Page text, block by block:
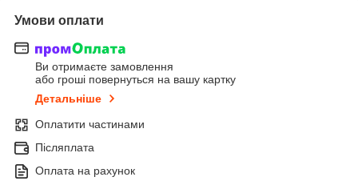
Умови оплати
Ви отримаєте замовлення
або гроші повернуться на вашу картку
Детальніше
Оплатити частинами
Післяплата
Оплата на рахунок